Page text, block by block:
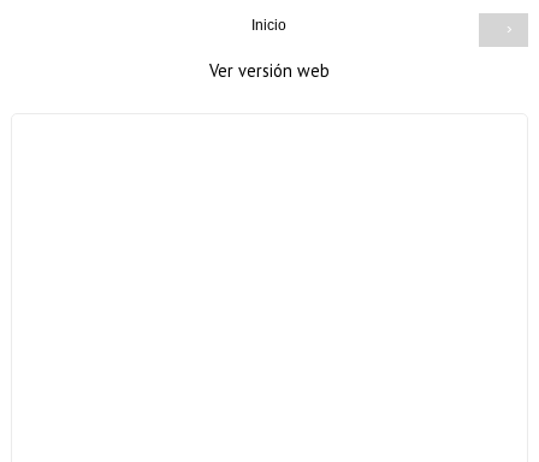
›
Inicio
Ver versión web